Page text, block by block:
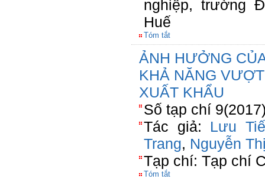
nghiệp, trường
Huế
Tóm tắt
ẢNH HƯỞNG
KHẢ NĂNG
XUẤT KHẨU
Số tạp chí
Tác giả: Lưu
Trang, Nguyễn
Tạp chí: Tạp chí
Tóm tắt